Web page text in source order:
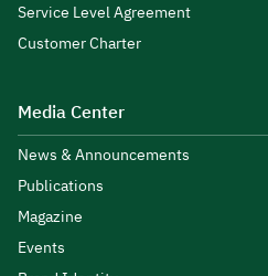
Service Level Agreement
Customer Charter
Media Center
News & Announcements
Publications
Magazine
Events